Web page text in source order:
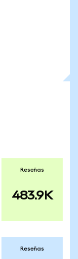
Reseñas
483.9K
Reseñas